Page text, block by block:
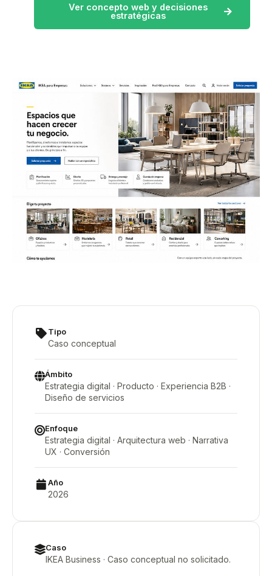
Ver concepto web y decisiones
estratégicas
Tipo
Caso conceptual
Ámbito
Estrategia digital · Producto · Experiencia B2B ·
Diseño de servicios
Enfoque
Estrategia digital · Arquitectura web · Narrativa
UX · Conversión
Año
2026
Caso
IKEA Business · Caso conceptual no solicitado.